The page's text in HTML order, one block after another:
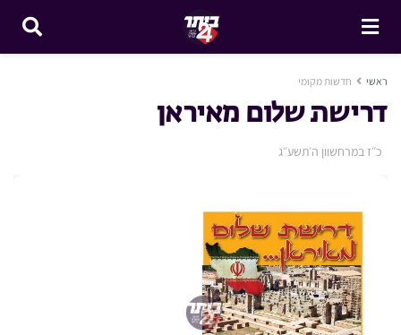
ראשי חדשות מקומי
דרישת שלום מאיראן
כ״ז במרחשוון ה׳תשע״ג